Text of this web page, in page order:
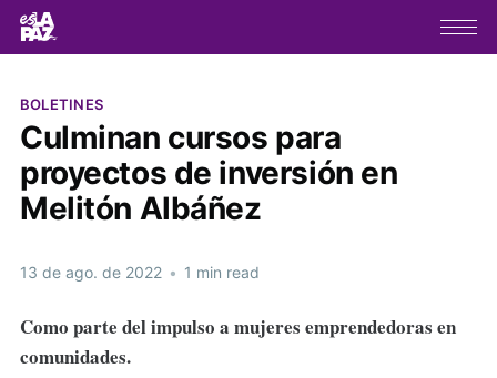
BOLETINES
Culminan cursos para
proyectos de inversión en
Melitón Albáñez
13 de ago. de 2022 • 1 min read
Como parte del impulso a mujeres emprendedoras en
comunidades.